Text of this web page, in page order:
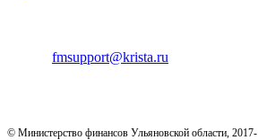
fmsupport@krista.ru
© Министерство финансов Ульяновской области, 2017-